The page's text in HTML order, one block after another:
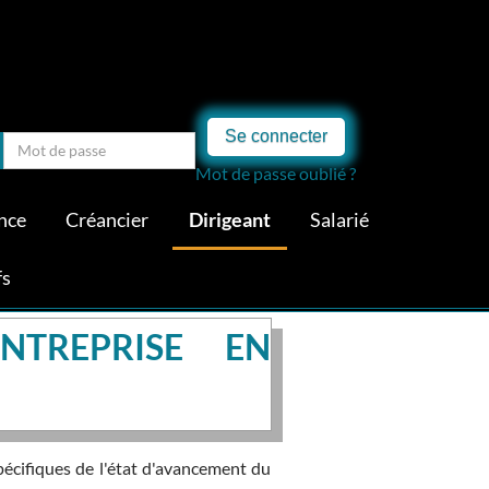
Se connecter
Mot de passe oublié ?
Créancier Dirigeant Salarié
EN
de l'état d'avancement du